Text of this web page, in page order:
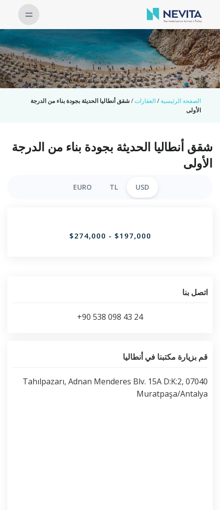
الصفحة الرئيسية /العقارات/شقق أنطاليا الحديثة بجودة بناء من الدرجة
الأولى
شقق أنطاليا الحديثة بجودة بناء من الدرجة
الأولى
USD
TL
EURO
$197,000 - $274,000
اتصل بنا
+90 538 098 43 24
قم بزيارة مكتبنا في أنطاليا
Tahılpazarı, Adnan Menderes Blv. 15A D:K:2, 07040
Muratpaşa/Antalya